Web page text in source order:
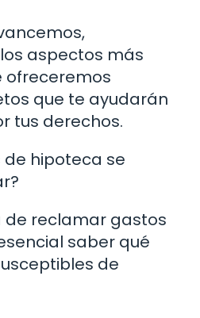
aspectos más
ofreceremos
que te ayudarán
tus derechos.
hipoteca se
reclamar gastos
saber qué
de